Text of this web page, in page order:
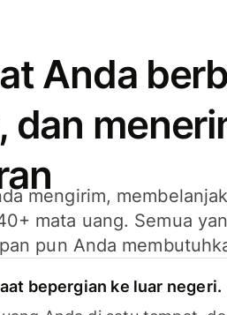
Anda
dan
mengirim,
mata uang. Semua
pun Anda
bepergian ke luar negeri.